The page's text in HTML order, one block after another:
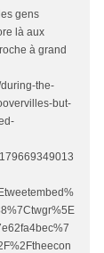
gens
là aux
à grand
the-
but-